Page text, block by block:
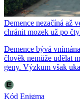
Demence nezačíná až
chránit mozek už po
Demence bývá
člověk nemůže udělat
geny. Výzkum však
Kód Enigma